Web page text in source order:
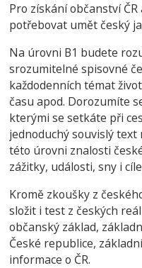
Pro získání občanství
potřebovat umět český
Na úrovni B1 budete
srozumitelné spisovné
každodenních témat
času apod. Dorozumíte
kterými se setkáte při
jednoduchý souvislý
této úrovni znalosti
zážitky, události, sny i
Kromě zkoušky z
složit i test z českých
občanský základ,
České republice,
informace o ČR.